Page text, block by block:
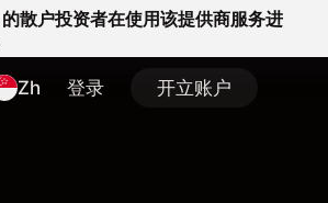
散户投资者在使用该提供商服务进
Zh 登录 开立账户